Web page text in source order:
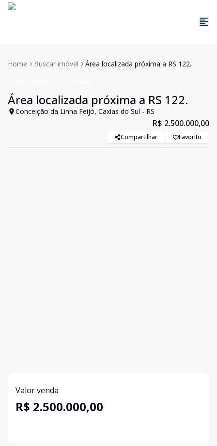
Home Buscar imóvel Área localizada próxima a RS 122.
Área localizada próxima a RS 122.
Conceição da Linha Feijó, Caxias do Sul - RS
R$ 2.500.000,00
Compartilhar Favorito
Valor venda
R$ 2.500.000,00